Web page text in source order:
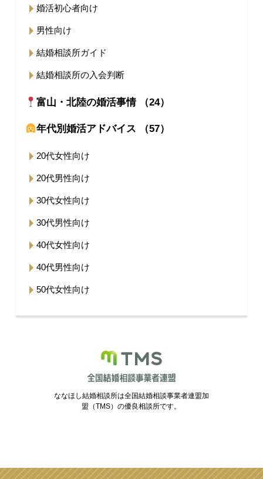
婚活初心者向け
男性向け
結婚相談所ガイド
結婚相談所の入会判断
富山・北陸の婚活事情 （24）
年代別婚活アドバイス （57）
20代女性向け
20代男性向け
30代女性向け
30代男性向け
40代女性向け
40代男性向け
50代女性向け
ななほし結婚相談所は全国結婚相談事業者連盟加
盟（TMS）の優良相談所です。